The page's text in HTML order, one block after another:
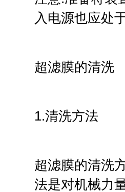
入电源也应处
超滤膜的清洗
1.清洗方法
超滤膜的清洗
法是对机械力